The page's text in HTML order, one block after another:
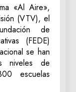
«Al Aire»,
(VTV), el
de
(FEDE)
se han
niveles de
escuelas